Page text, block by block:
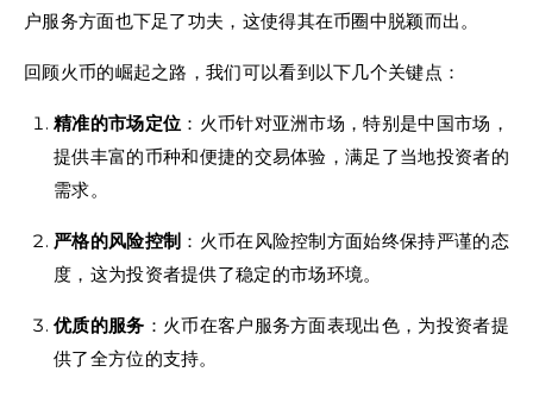
户服务方面也下足了功夫，这使得其在币圈中脱颖而出。
回顾火币的崛起之路，我们可以看到以下几个关键点：
精准的市场定位 ：火币针对亚洲市场，特别是中国市场，
提供丰富的币种和便捷的交易体验，满足了当地投资者的
需求。
严格的风险控制 ：火币在风险控制方面始终保持严谨的态
度，这为投资者提供了稳定的市场环境。
优质的服务 ：火币在客户服务方面表现出色，为投资者提
供了全方位的支持。